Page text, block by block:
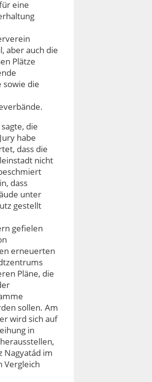
eine
aber auch die
Plätze
sowie die
die
habe
dass die
nicht
dass
unter
gestellt
gefielen
erneuerten
Pläne, die
sollen. Am
wird sich auf
in
Nagyatád im
Vergleich